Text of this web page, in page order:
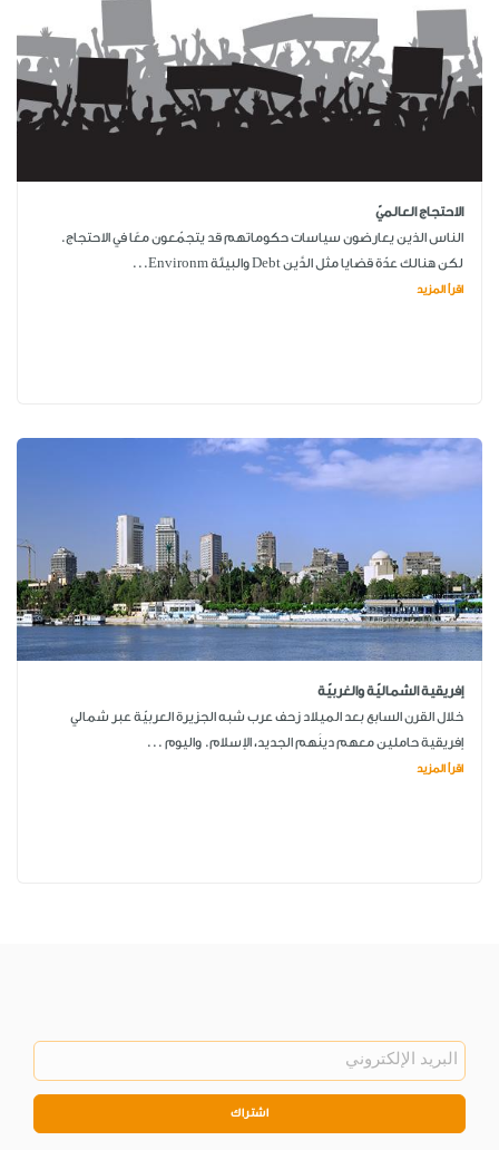
الاحتجاج العالميّ
الناس الذين يعارضون سياسات حكوماتهم قد يتجمّعون معًا في الاحتجاج.
لكن هنالك عدّة قضايا مثل الدَّين Debt والبيئة Environm...
اقرأ المزيد
إفريقية الشماليّة والغربيّة
خلال القرن السابع بعد الميلاد زحف عرب شبه الجزيرة العربيّة عبر شمالي
إفريقية حاملين معهم دينَهم الجديد، الإسلام. واليوم ...
اقرأ المزيد
اشتراك